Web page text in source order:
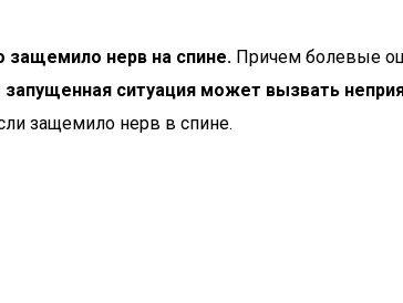
защемило нерв на спине. Причем болевые
запущенная ситуация может вызвать
защемило нерв в спине.